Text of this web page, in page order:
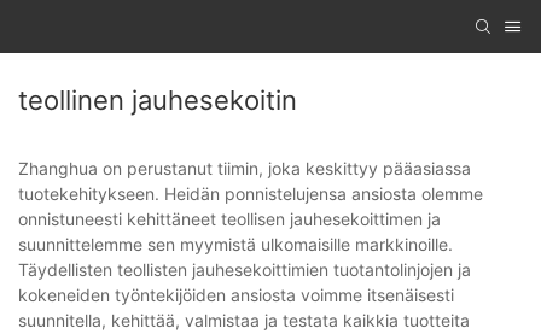
teollinen jauhesekoitin
Zhanghua on perustanut tiimin, joka keskittyy pääasiassa
tuotekehitykseen. Heidän ponnistelujensa ansiosta olemme
onnistuneesti kehittäneet teollisen jauhesekoittimen ja
suunnittelemme sen myymistä ulkomaisille markkinoille.
Täydellisten teollisten jauhesekoittimien tuotantolinjojen ja
kokeneiden työntekijöiden ansiosta voimme itsenäisesti
suunnitella, kehittää, valmistaa ja testata kaikkia tuotteita